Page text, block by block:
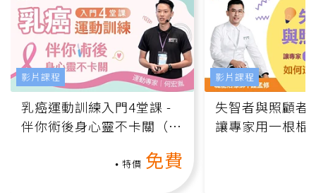
乳癌運動訓練入門4堂課 -
伴你術後身心靈不卡關（線
特價 免費
影片課程
失智者與照顧者
讓專家用一根棍
影片課程